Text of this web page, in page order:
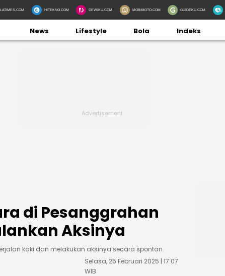
HITEKNO.COM DEWIKU.COM MOBIMOTO.COM GUIDEKU.COM
News Lifestyle Bola Indeks
di Pesanggrahan
Aksinya
kaki dan melakukan aksinya secara spontan.
Selasa, 25 Februari 2025 | 17:07
WIB